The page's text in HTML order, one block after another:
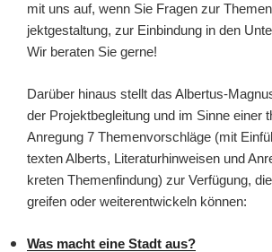
mit uns auf, wenn Sie Fra­gen zur
jekt­ge­stal­tung, zur Ein­bin­dung in den
Wir bera­ten Sie gerne!
Dar­über hin­aus stellt das Albertus-
der Pro­jekt­be­glei­tung und im Sin­ne einer
Anre­gung 7 The­men­vor­schlä­ge (mit
tex­ten Alberts, Lite­ra­tur­hin­wei­sen und
kre­ten The­men­fin­dung) zur Ver­fü­gung,
grei­fen oder wei­ter­ent­wi­ckeln können:
Was macht eine Stadt aus?